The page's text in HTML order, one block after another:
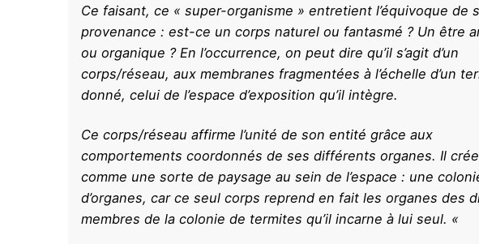
Ce faisant, ce « super-organisme » entretient l’équivoque de
provenance : est-ce un corps naturel ou fantasmé ? Un être
ou organique ? En l’occurrence, on peut dire qu’il s’agit d’un
corps/réseau, aux membranes fragmentées à l’échelle d’un
donné, celui de l’espace d’exposition qu’il intègre.
Ce corps/réseau affirme l’unité de son entité grâce aux
comportements coordonnés de ses différents organes. Il
comme une sorte de paysage au sein de l’espace : une
d’organes, car ce seul corps reprend en fait les organes des
membres de la colonie de termites qu’il incarne à lui seul. «